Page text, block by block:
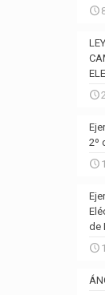
2º
de